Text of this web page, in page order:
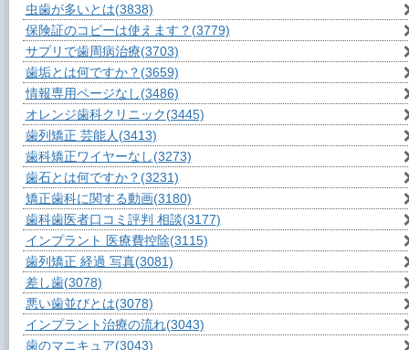
虫歯が多いとは(3838)
保険証のコピーは使えます？ (3779)
サプリで歯周病治療(3703)
歯垢とは何ですか？ (3659)
情報専用ページなし(3486)
オレンジ歯科クリニック(3445)
歯列矯正 芸能人 (3413)
歯科矯正ワイヤーなし(3273)
歯石とは何ですか？ (3231)
矯正歯科に関する動画(3180)
歯科歯医者口コミ評判 相談(3177)
インプラント 医療費控除(3115)
歯列矯正 経過 写真(3081)
差し歯(3078)
悪い歯並びとは(3078)
インプラント治療の流れ(3043)
歯のマニキュア(3043)